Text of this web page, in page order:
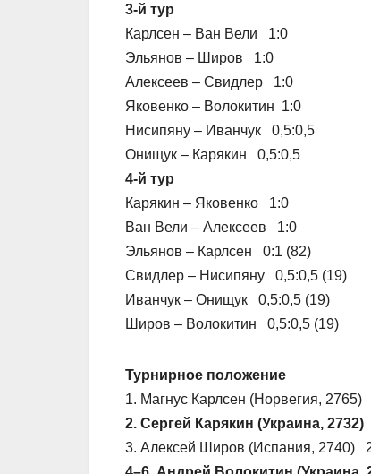
3-й тур
Карлсен – Ван Вели 1:0
Эльянов – Широв 1:0
Алексеев – Свидлер 1:0
Яковенко – Волокитин 1:0
Нисипяну – Иванчук 0,5:0,5
Онищук – Карякин 0,5:0,5
4-й тур
Карякин – Яковенко 1:0
Ван Вели – Алексеев 1:0
Эльянов – Карлсен 0:1 (82)
Свидлер – Нисипяну 0,5:0,5 (19)
Иванчук – Онищук 0,5:0,5 (19)
Широв – Волокитин 0,5:0,5 (19)
Турнирное положение
1. Магнус Карлсен (Норвегия,
2. Сергей Карякин (Украина,
3. Алексей Широв (Испания, 2740)